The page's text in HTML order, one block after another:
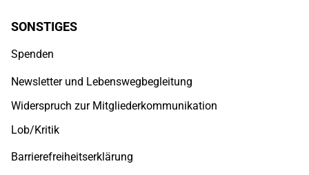
SONSTIGES
Spenden
Newsletter und Lebenswegbegleitung
Widerspruch zur Mitgliederkommunikation
Lob/Kritik
Barrierefreiheitserklärung